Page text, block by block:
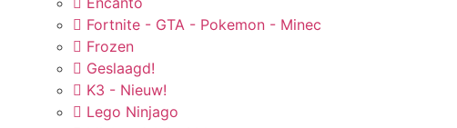
Fortnite - GTA - Pokemon - Minec
Frozen
Geslaagd!
K3 - Nieuw!
Lego Ninjago